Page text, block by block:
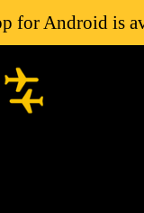
for Android is